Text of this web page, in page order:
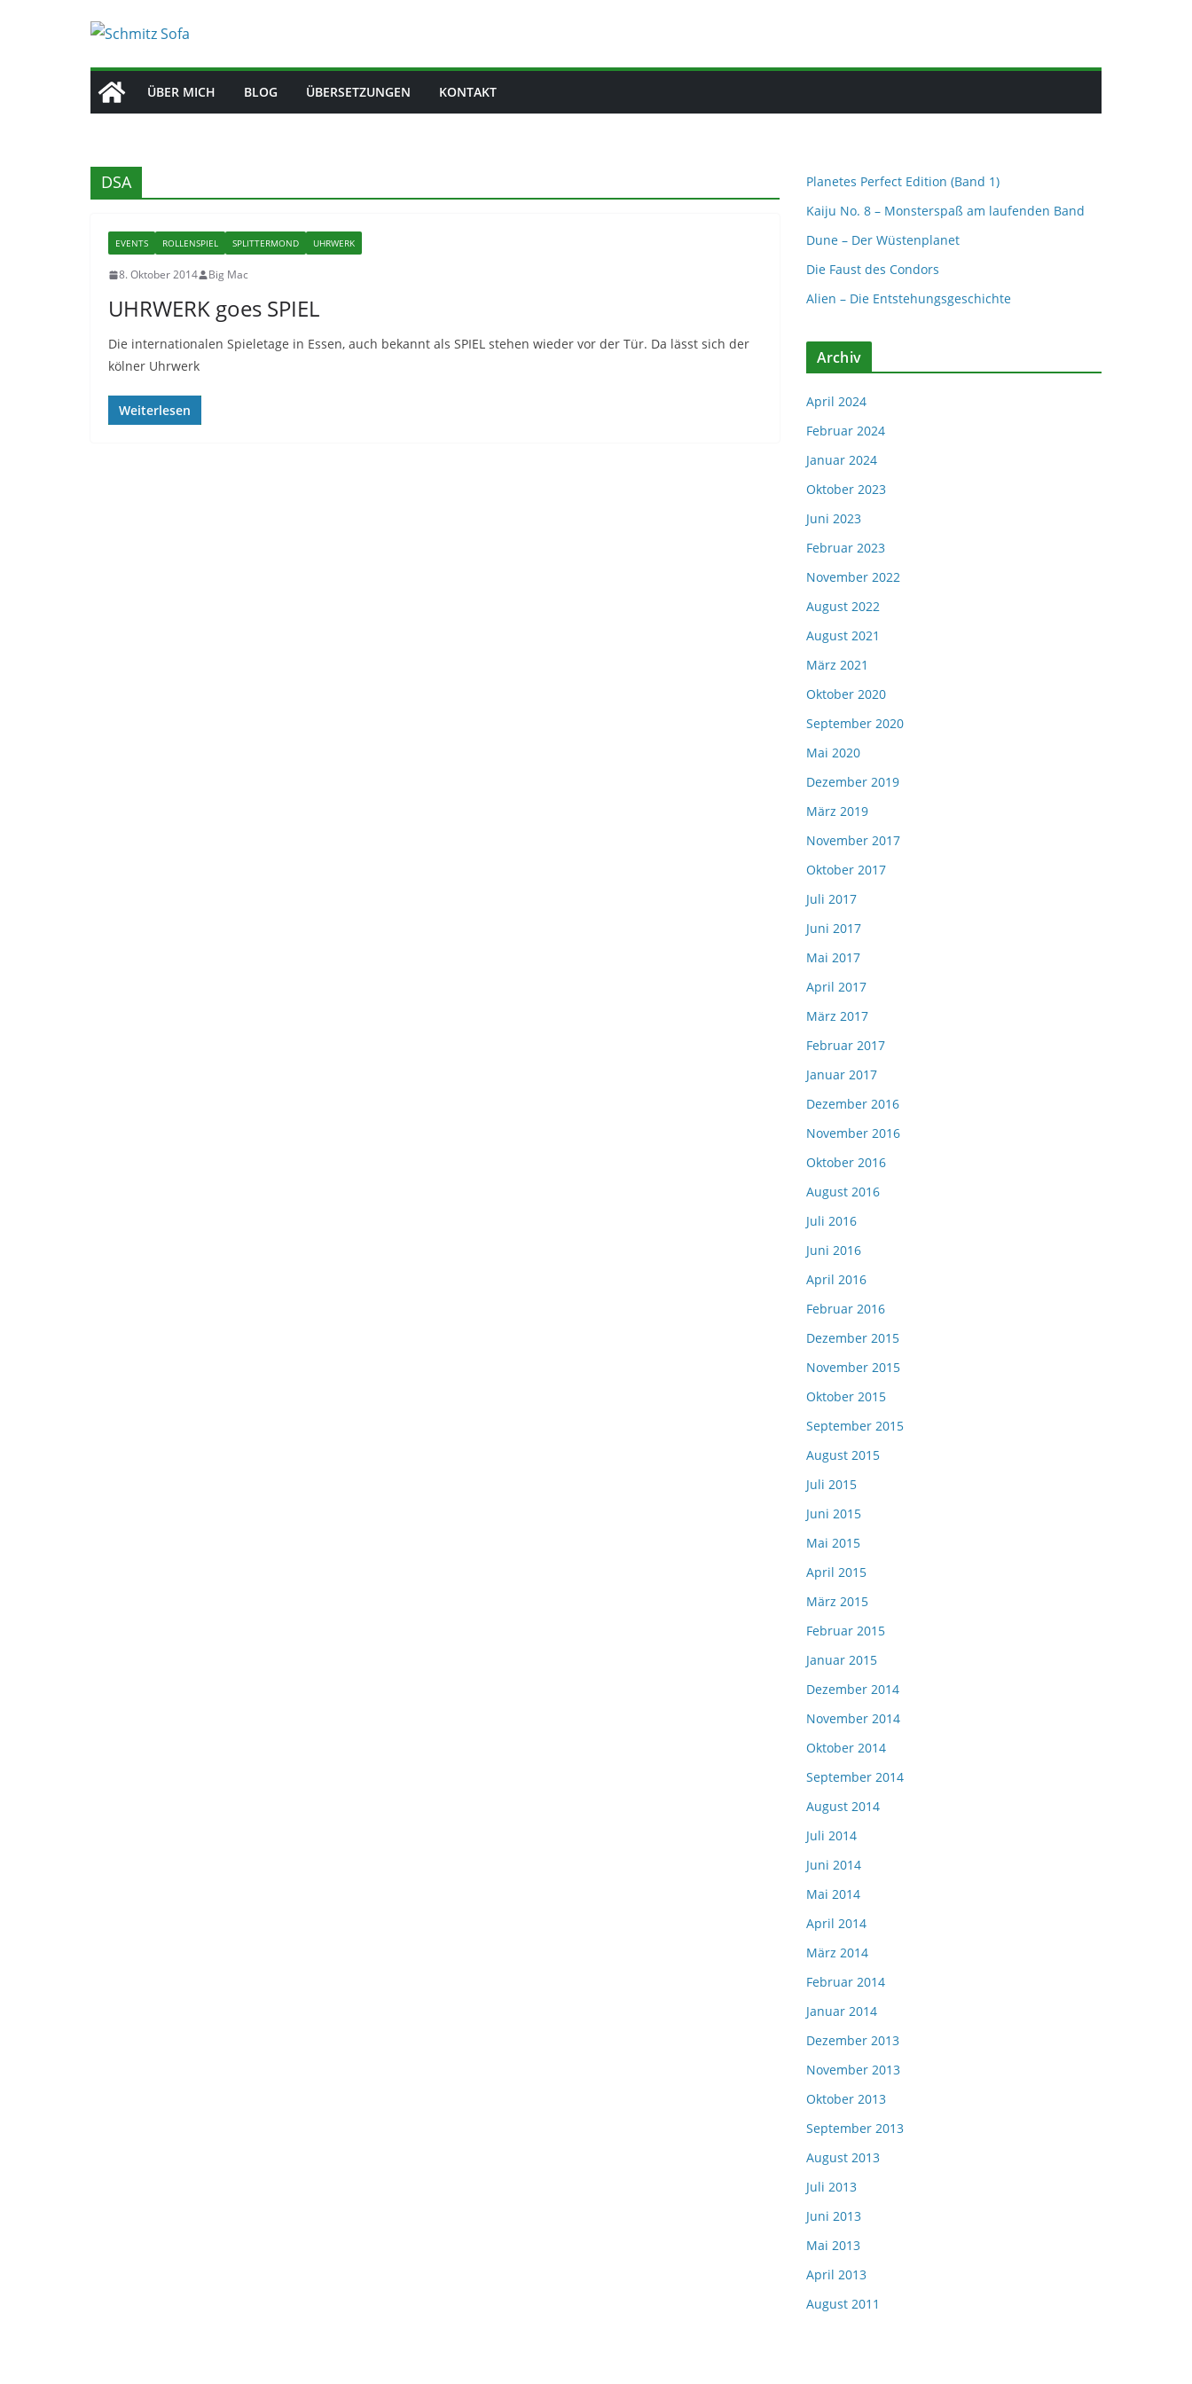
ÜBER MICH BLOG ÜBERSETZUNGEN KONTAKT
DSA
EVENTS ROLLENSPIEL SPLITTERMOND UHRWERK
8. Oktober 2014 Big Mac
UHRWERK goes SPIEL
Die internationalen Spieletage in Essen, auch bekannt als SPIEL stehen wieder vor der Tür. Da lässt sich der
kölner Uhrwerk
Weiterlesen
Planetes Perfect Edition (Band 1)
Kaiju No. 8 – Monsterspaß am laufenden Band
Dune – Der Wüstenplanet
Die Faust des Condors
Alien – Die Entstehungsgeschichte
Archiv
April 2024
Februar 2024
Januar 2024
Oktober 2023
Juni 2023
Februar 2023
November 2022
August 2022
August 2021
März 2021
Oktober 2020
September 2020
Mai 2020
Dezember 2019
März 2019
November 2017
Oktober 2017
Juli 2017
Juni 2017
Mai 2017
April 2017
März 2017
Februar 2017
Januar 2017
Dezember 2016
November 2016
Oktober 2016
August 2016
Juli 2016
Juni 2016
April 2016
Februar 2016
Dezember 2015
November 2015
Oktober 2015
September 2015
August 2015
Juli 2015
Juni 2015
Mai 2015
April 2015
März 2015
Februar 2015
Januar 2015
Dezember 2014
November 2014
Oktober 2014
September 2014
August 2014
Juli 2014
Juni 2014
Mai 2014
April 2014
März 2014
Februar 2014
Januar 2014
Dezember 2013
November 2013
Oktober 2013
September 2013
August 2013
Juli 2013
Juni 2013
Mai 2013
April 2013
August 2011